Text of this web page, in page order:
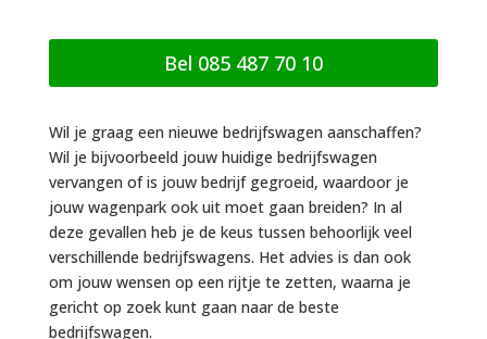
Bel 085 487 70 10
Wil je graag een nieuwe bedrijfswagen aanschaffen?
Wil je bijvoorbeeld jouw huidige bedrijfswagen
vervangen of is jouw bedrijf gegroeid, waardoor je
jouw wagenpark ook uit moet gaan breiden? In al
deze gevallen heb je de keus tussen behoorlijk veel
verschillende bedrijfswagens. Het advies is dan ook
om jouw wensen op een rijtje te zetten, waarna je
gericht op zoek kunt gaan naar de beste
bedrijfswagen.